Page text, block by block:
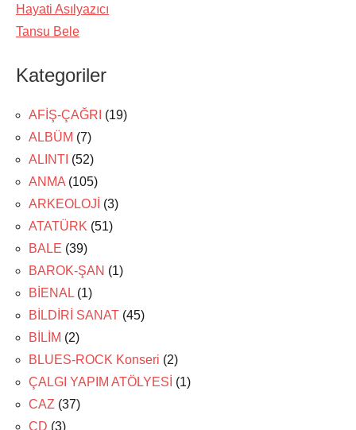
Hayati Asılyazıcı
Tansu Bele
Kategoriler
AFİŞ-ÇAĞRI (19)
ALBÜM (7)
ALINTI (52)
ANMA (105)
ARKEOLOJİ (3)
ATATÜRK (51)
BALE (39)
BAROK-ŞAN (1)
BİENAL (1)
BİLDİRİ SANAT (45)
BİLİM (2)
BLUES-ROCK Konseri (2)
ÇALGI YAPIM ATÖLYESİ (1)
CAZ (37)
CD (3)